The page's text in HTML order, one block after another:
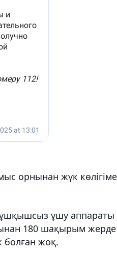
орнынан жүк
ұшу аппараты
180 шақырым жерде
болған жоқ.